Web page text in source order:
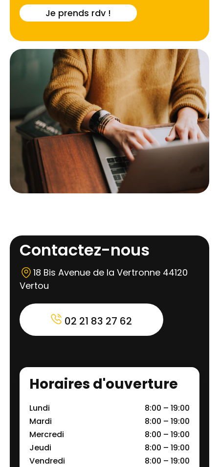
bois, assurant ainsi la pérennité de votre
investissement immobilier face aux agressions
Je prends rdv !
Contactez-nous
18 Bis Avenue de la Vertronne 44120
Vertou
02 21 83 27 62
Horaires d'ouverture
Lundi
8:00 – 19:00
Mardi
8:00 – 19:00
Mercredi
8:00 – 19:00
Jeudi
8:00 – 19:00
Vendredi
8:00 – 19:00